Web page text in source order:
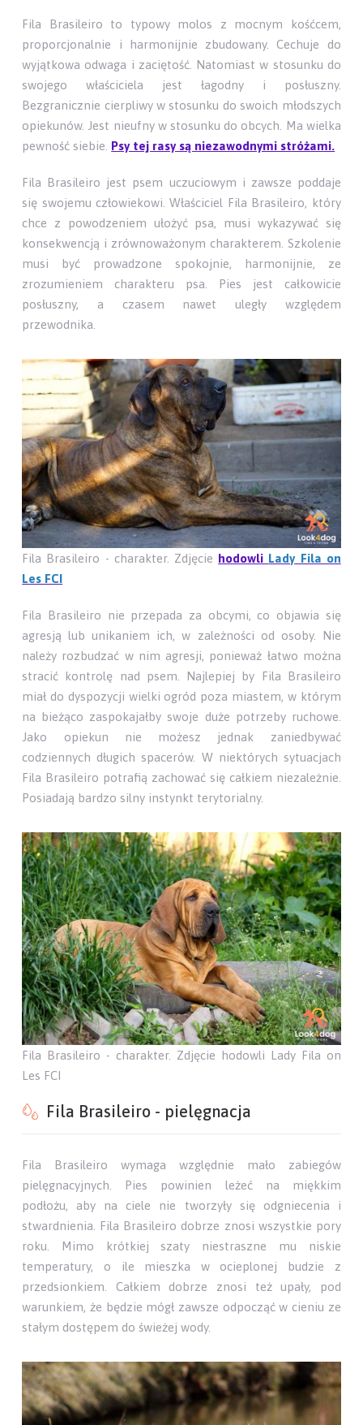
Fila Brasileiro to typowy molos z mocnym kośćcem,
proporcjonalnie i harmonijnie zbudowany. Cechuje do
wyjątkowa odwaga i zaciętość. Natomiast w stosunku do
swojego właściciela jest łagodny i posłuszny.
Bezgranicznie cierpliwy w stosunku do swoich młodszych
opiekunów. Jest nieufny w stosunku do obcych. Ma wielka
pewność siebie. Psy tej rasy są niezawodnymi stróżami.
Fila Brasileiro jest psem uczuciowym i zawsze poddaje
się swojemu człowiekowi. Właściciel Fila Brasileiro, który
chce z powodzeniem ułożyć psa, musi wykazywać się
konsekwencją i zrównoważonym charakterem. Szkolenie
musi być prowadzone spokojnie, harmonijnie, ze
zrozumieniem charakteru psa. Pies jest całkowicie
posłuszny, a czasem nawet uległy względem
przewodnika.
Fila Brasileiro - charakter. Zdjęcie hodowli Lady Fila on
Les FCI
Fila Brasileiro nie przepada za obcymi, co objawia się
agresją lub unikaniem ich, w zależności od osoby. Nie
należy rozbudzać w nim agresji, ponieważ łatwo można
stracić kontrolę nad psem. Najlepiej by Fila Brasileiro
miał do dyspozycji wielki ogród poza miastem, w którym
na bieżąco zaspokajałby swoje duże potrzeby ruchowe.
Jako opiekun nie możesz jednak zaniedbywać
codziennych długich spacerów. W niektórych sytuacjach
Fila Brasileiro potrafią zachować się całkiem niezależnie.
Posiadają bardzo silny instynkt terytorialny.
Fila Brasileiro - charakter. Zdjęcie hodowli Lady Fila on
Les FCI
Fila Brasileiro - pielęgnacja
Fila Brasileiro wymaga względnie mało zabiegów
pielęgnacyjnych. Pies powinien leżeć na miękkim
podłożu, aby na ciele nie tworzyły się odgniecenia i
stwardnienia. Fila Brasileiro dobrze znosi wszystkie pory
roku. Mimo krótkiej szaty niestraszne mu niskie
temperatury, o ile mieszka w ocieplonej budzie z
przedsionkiem. Całkiem dobrze znosi też upały, pod
warunkiem, że będzie mógł zawsze odpocząć w cieniu ze
stałym dostępem do świeżej wody.